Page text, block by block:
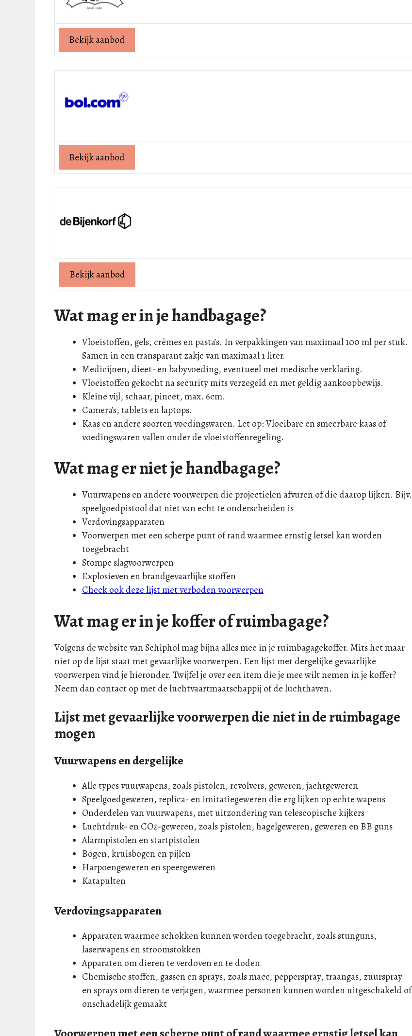
Bekijk aanbod
Bekijk aanbod
Bekijk aanbod
Wat mag er in je handbagage?
Vloeistoffen, gels, crèmes en pasta’s. In verpakkingen van maximaal 100 ml per stuk.
Samen in een transparant zakje van maximaal 1 liter.
Medicijnen, dieet- en babyvoeding, eventueel met medische verklaring.
Vloeistoffen gekocht na security mits verzegeld en met geldig aankoopbewijs.
Kleine vijl, schaar, pincet, max. 6cm.
Camera’s, tablets en laptops.
Kaas en andere soorten voedingswaren. Let op: Vloeibare en smeerbare kaas of
voedingswaren vallen onder de vloeistoffenregeling.
Wat mag er niet je handbagage?
Vuurwapens en andere voorwerpen die projectielen afvuren of die daarop lijken. Bijv.
speelgoedpistool dat niet van echt te onderscheiden is
Verdovingsapparaten
Voorwerpen met een scherpe punt of rand waarmee ernstig letsel kan worden
toegebracht
Stompe slagvoorwerpen
Explosieven en brandgevaarlijke stoffen
Check ook deze lijst met verboden voorwerpen
Wat mag er in je koffer of ruimbagage?
Volgens de website van Schiphol mag bijna alles mee in je ruimbagagekoffer. Mits het maar
niet op de lijst staat met gevaarlijke voorwerpen. Een lijst met dergelijke gevaarlijke
voorwerpen vind je hieronder. Twijfel je over een item die je mee wilt nemen in je koffer?
Neem dan contact op met de luchtvaartmaatschappij of de luchthaven.
Lijst met gevaarlijke voorwerpen die niet in de ruimbagage
mogen
Vuurwapens en dergelijke
Alle types vuurwapens, zoals pistolen, revolvers, geweren, jachtgeweren
Speelgoedgeweren, replica- en imitatiegeweren die erg lijken op echte wapens
Onderdelen van vuurwapens, met uitzondering van telescopische kijkers
Luchtdruk- en CO2-geweren, zoals pistolen, hagelgeweren, geweren en BB guns
Alarmpistolen en startpistolen
Bogen, kruisbogen en pijlen
Harpoengeweren en speergeweren
Katapulten
Verdovingsapparaten
Apparaten waarmee schokken kunnen worden toegebracht, zoals stunguns,
laserwapens en stroomstokken
Apparaten om dieren te verdoven en te doden
Chemische stoffen, gassen en sprays, zoals mace, pepperspray, traangas, zuurspray
en sprays om dieren te verjagen, waarmee personen kunnen worden uitgeschakeld of
onschadelijk gemaakt